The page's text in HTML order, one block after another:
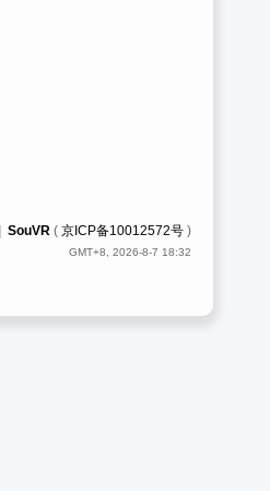
SouVR ( 京ICP备10012572号 )
GMT+8, 2026-8-7 18:32